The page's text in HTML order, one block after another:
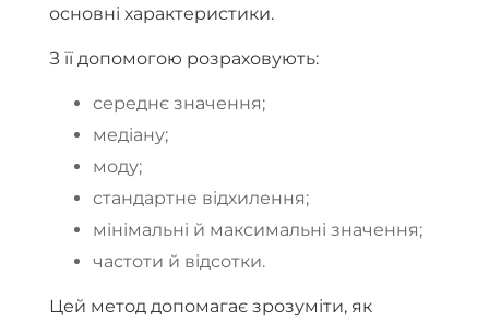
основні характеристики.
З її допомогою розраховують:
середнє значення;
медіану;
моду;
стандартне відхилення;
мінімальні й максимальні значення;
частоти й відсотки.
Цей метод допомагає зрозуміти, як